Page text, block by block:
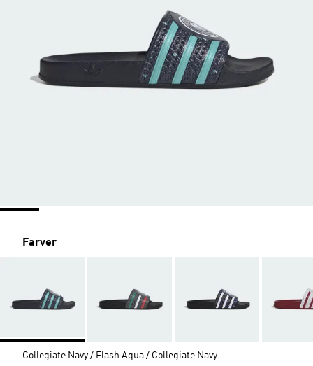
Farver
Collegiate Navy / Flash Aqua / Collegiate Navy